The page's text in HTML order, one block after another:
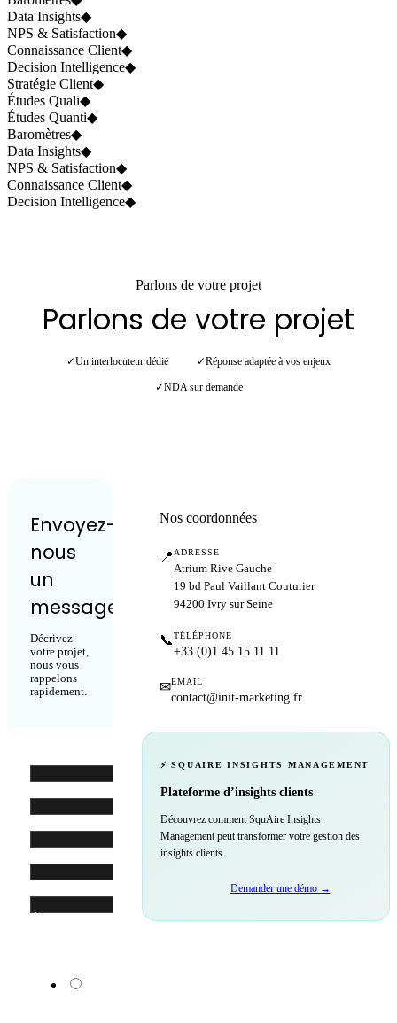
Data Insights◆
NPS & Satisfaction◆
Connaissance Client◆
Decision Intelligence◆
Stratégie Client◆
Études Quali◆
Études Quanti◆
Baromètres◆
Data Insights◆
NPS & Satisfaction◆
Connaissance Client◆
Decision Intelligence◆
Parlons de votre projet
Parlons de votre projet
✓Un interlocuteur dédié ✓Réponse adaptée à vos enjeux
✓NDA sur demande
Envoyez-
nous
un
message
Décrivez
votre projet,
nous vous
rappelons
rapidement.
Nos coordonnées
📍 ADRESSE
Atrium Rive Gauche
19 bd Paul Vaillant Couturier
94200 Ivry sur Seine
📞TÉLÉPHONE
+33 (0)1 45 15 11 11
✉EMAIL
contact@init-marketing.fr
⚡ SQUAIRE INSIGHTS MANAGEMENT
Plateforme d’insights clients
Découvrez comment SquAire Insights
Management peut transformer votre gestion des
insights clients.
Demander une démo →